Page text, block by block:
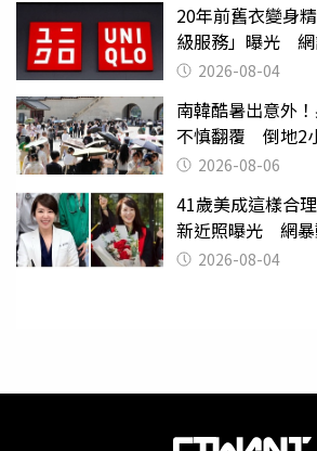
20年前舊衣變身
級服務」曝光 網
2026-08-04
南韓酷暑出意外
不慎翻覆 倒地2
亡」2026-08-06
41歲美成這樣合
新近照曝光 網暴
2026-08-04